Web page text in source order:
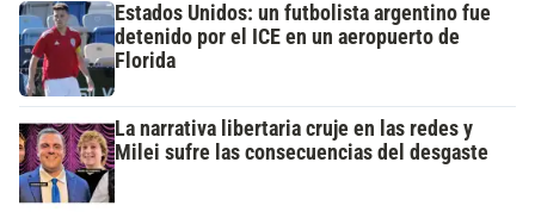
Estados Unidos: un futbolista argentino fue
detenido por el ICE en un aeropuerto de
Florida
La narrativa libertaria cruje en las redes y
Milei sufre las consecuencias del desgaste